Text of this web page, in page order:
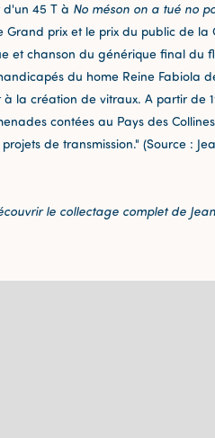
d'un 45 T à No méson on a tué no
Grand prix et le prix du public de
et chanson du générique final du
du home Reine Fabiola
à la création de vitraux. A partir de
contées au Pays des
de transmission." (Source :
le collectage complet de